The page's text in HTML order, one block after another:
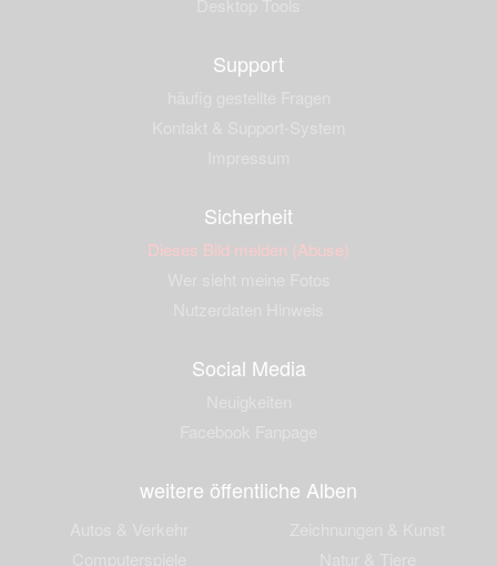
Support
Sicherheit
Dieses Bild melden (Abuse)
Social Media
weitere öffentliche Alben